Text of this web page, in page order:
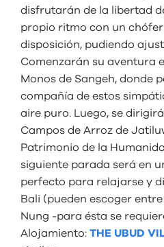
disfrutarán de la libertad
propio ritmo con un
disposición, pudiendo
Comenzarán su aventura
Monos de Sangeh, donde
compañía de estos
aire puro. Luego, se
Campos de Arroz de
Patrimonio de la
siguiente parada será en
perfecto para relajarse y
Bali (pueden escoger
Nung -para ésta se
Alojamiento: THE UBUD